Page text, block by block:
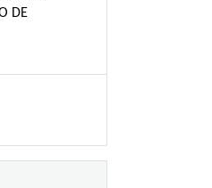
DE